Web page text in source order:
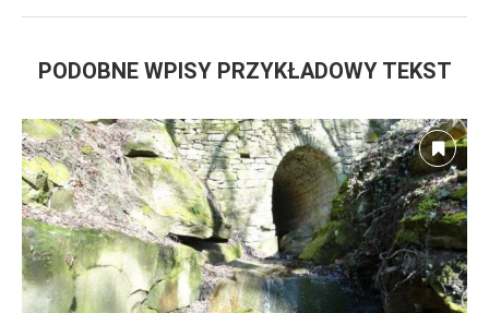
PODOBNE WPISY PRZYKŁADOWY TEKST